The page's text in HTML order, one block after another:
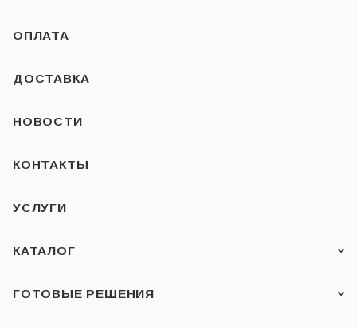
ОПЛАТА
ДОСТАВКА
НОВОСТИ
КОНТАКТЫ
УСЛУГИ
КАТАЛОГ
ГОТОВЫЕ РЕШЕНИЯ